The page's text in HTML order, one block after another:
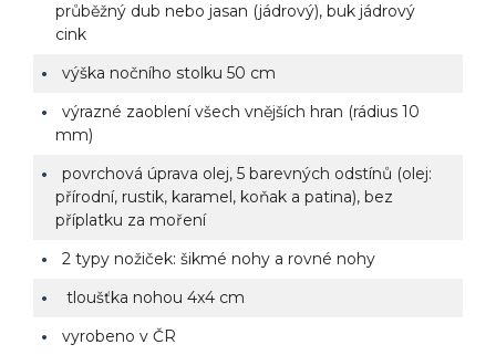
průběžný dub nebo jasan (jádrový), buk jádrový
cink
výška nočního stolku 50 cm
výrazné zaoblení všech vnějších hran (rádius 10
mm)
povrchová úprava olej, 5 barevných odstínů (olej:
přírodní, rustik, karamel, koňak a patina), bez
příplatku za moření
2 typy nožiček: šikmé nohy a rovné nohy
tloušťka nohou 4x4 cm
vyrobeno v ČR